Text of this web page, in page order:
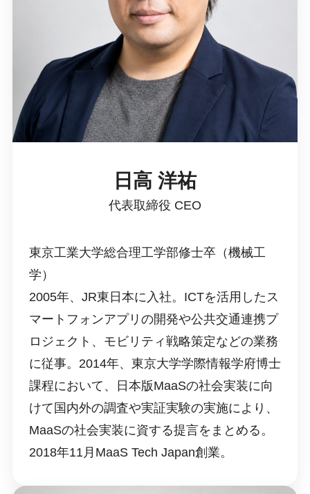
日高 洋祐
代表取締役 CEO
東京工業大学総合理工学部修士卒（機械工
学）
2005年、JR東日本に入社。ICTを活用したス
マートフォンアプリの開発や公共交通連携プ
ロジェクト、モビリティ戦略策定などの業務
に従事。2014年、東京大学学際情報学府博士
課程において、日本版MaaSの社会実装に向
けて国内外の調査や実証実験の実施により、
MaaSの社会実装に資する提言をまとめる。
2018年11月MaaS Tech Japan創業。